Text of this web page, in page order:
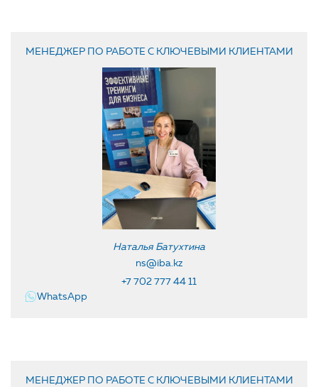
МЕНЕДЖЕР ПО РАБОТЕ С КЛЮЧЕВЫМИ КЛИЕНТАМИ
Наталья Батухтина
ns@iba.kz
+7 702 777 44 11
WhatsApp
МЕНЕДЖЕР ПО РАБОТЕ С КЛЮЧЕВЫМИ КЛИЕНТАМИ